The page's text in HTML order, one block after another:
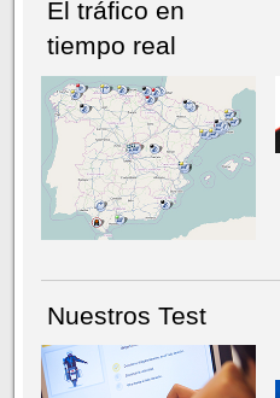
NÚMERO ACTUALHEMEROTECA
El tráfico en
tiempo real
Nuestros Test